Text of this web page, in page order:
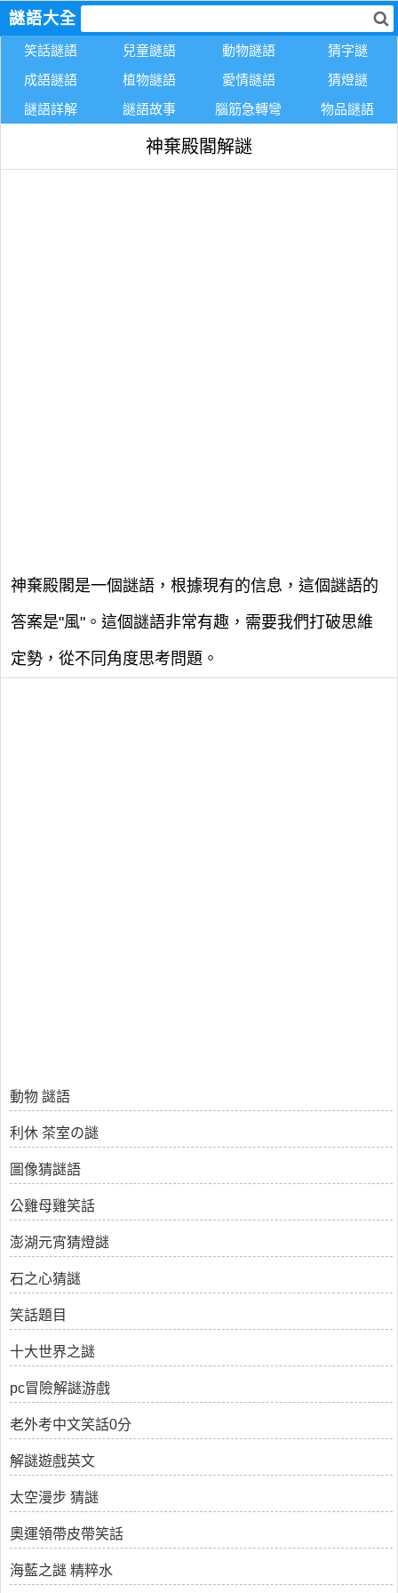
謎語大全
笑話謎語 兒童謎語 動物謎語
猜字謎
成語謎語
植物謎語 愛情謎語
猜燈謎
謎語詳解
謎語故事 腦筋急轉彎 物品謎語
神棄殿閣解謎
神棄殿閣是一個謎語，根據現有的信息，這個謎語的
答案是"風"。這個謎語非常有趣，需要我們打破思維
定勢，從不同角度思考問題。
動物 謎語
利休 茶室の謎
圖像猜謎語
公雞母雞笑話
澎湖元宵猜燈謎
石之心猜謎
笑話題目
十大世界之謎
pc冒險解謎游戲
老外考中文笑話0分
解謎遊戲英文
太空漫步 猜謎
奧運領帶皮帶笑話
海藍之謎 精粹水